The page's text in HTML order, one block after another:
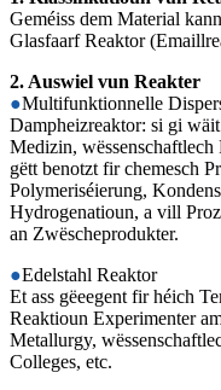
Geméiss dem Material
Glasfaarf Reaktor
2. Auswiel vun Reakter
●Multifunktionnelle
Dampheizreaktor: si gi
Medizin, wëssenschaftlech
gëtt benotzt fir chemesch
Polymeriséierung,
Hydrogenatioun, a vill
an Zwëscheprodukter.
●Edelstahl Reaktor
Et ass gëeegent fir héich
Reaktioun Experimenter
Metallurgy,
Colleges, etc.